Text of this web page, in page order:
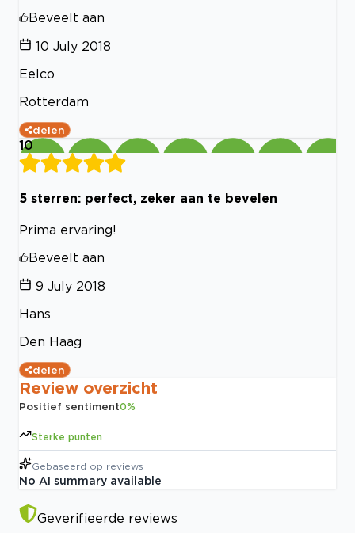
Beveelt aan
10 July 2018
Eelco
Rotterdam
delen
10
5 sterren: perfect, zeker aan te bevelen
Prima ervaring!
Beveelt aan
9 July 2018
Hans
Den Haag
delen
Review overzicht
Positief sentiment0%
Sterke punten
Gebaseerd op reviews
No AI summary available
Geverifieerde reviews